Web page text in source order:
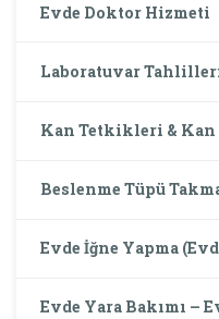
Evde Doktor Hizmeti
Laboratuvar
Kan Tetkikleri &
Beslenme Tüpü
Evde İğne Yapma
Evde Yara Bakımı –